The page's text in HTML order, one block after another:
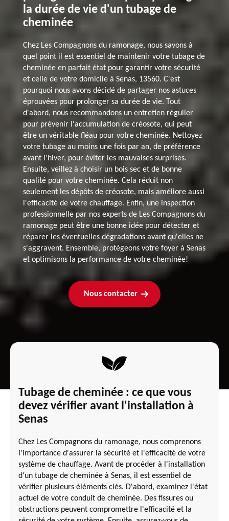
la durée de vie d'un tubage de
cheminée
Chez Les Compagnons du ramonage, nous savons à
quel point il est essentiel de maintenir votre tubage de
cheminée en parfait état pour garantir votre sécurité
et celle de votre domicile à Senas, 13560. C'est
pourquoi nous avons décidé de partager nos astuces
éprouvées pour prolonger sa durée de vie. Tout
d'abord, nous recommandons un entretien régulier
pour prévenir l'accumulation de créosote, qui peut
être un véritable fléau pour votre cheminée. Nettoyez
votre tubage au moins une fois par an, de préférence
avant l'hiver, pour éviter les mauvaises surprises.
Ensuite, veillez à choisir un bois sec et de bonne
qualité pour votre cheminée. Cela réduit non
seulement les dépôts de créosote, mais améliore aussi
l'efficacité de votre chauffage. Enfin, une inspection
professionnelle par nos experts de Les Compagnons du
ramonage peut être une bonne idée pour détecter et
réparer les éventuelles dégradations avant qu'elles ne
s'aggravent. Ensemble, protégeons votre foyer à Senas
et optimisons la performance de votre cheminée!
Nous contacter
Tubage de cheminée : ce que vous
devez vérifier avant l'installation à
Senas
Chez Les Compagnons du ramonage, nous comprenons
l'importance d'assurer la sécurité et l'efficacité de votre
système de chauffage. Avant de procéder à l'installation
d'un tubage de cheminée à Senas, il est essentiel de
vérifier plusieurs éléments clés. D'abord, examinez l'état
actuel de votre conduit de cheminée. Des fissures ou
obstructions peuvent compromettre l'efficacité et la